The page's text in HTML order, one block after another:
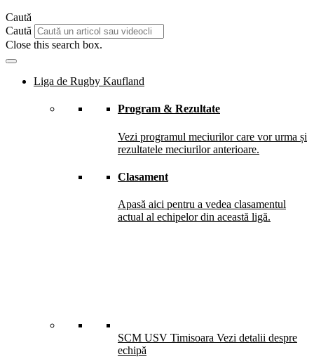
Caută
Caută
Close this search box.
Liga de Rugby Kaufland
Program & Rezultate
Vezi programul meciurilor care vor urma și
rezultatele meciurilor anterioare.
Clasament
Apasă aici pentru a vedea clasamentul
actual al echipelor din această ligă.
SCM USV Timisoara Vezi detalii despre
echipă